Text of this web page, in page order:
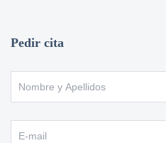
Pedir cita